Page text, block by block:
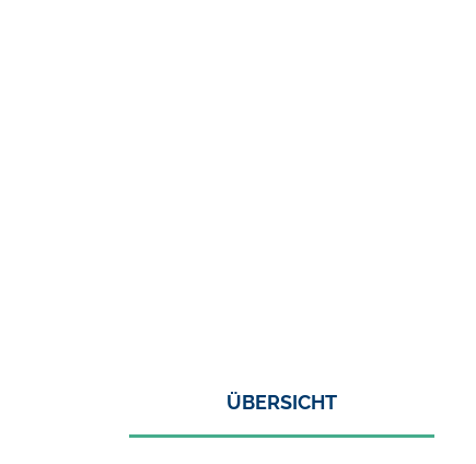
ÜBERSICHT